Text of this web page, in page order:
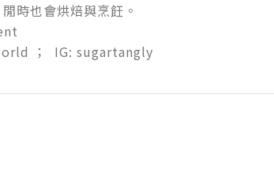
時也會烘焙與烹飪。
；  IG: sugartangly